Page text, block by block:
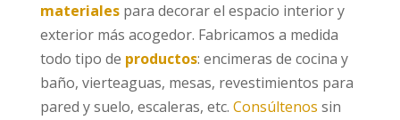
materialespara decorar el espacio interior y
exterior más acogedor. Fabricamos a medida
todo tipo de productos: encimeras de cocina y
baño, vierteaguas, mesas, revestimientos para
pared y suelo, escaleras, etc. Consúltenos sin